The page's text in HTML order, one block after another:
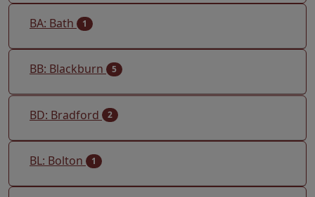
BA: Bath 1
BB: Blackburn 5
BD: Bradford 2
BL: Bolton 1